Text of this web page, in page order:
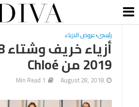
رئيسى•عروض الازياء
2019 من Chloé
August 28, 2018
1 Min Read